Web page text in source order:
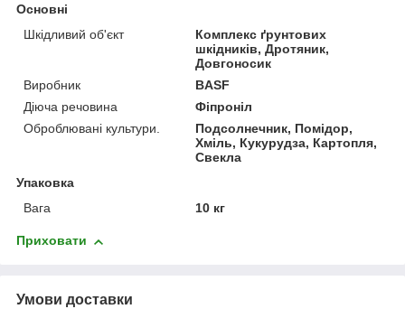
Основні
Шкідливий об'єкт
Комплекс ґрунтових
шкідників, Дротяник,
Довгоносик
Виробник
BASF
Діюча речовина
Фіпроніл
Оброблювані культури.
Подсолнечник, Помідор,
Хміль, Кукурудза, Картопля,
Свекла
Упаковка
Вага
10 кг
Приховати
Умови доставки